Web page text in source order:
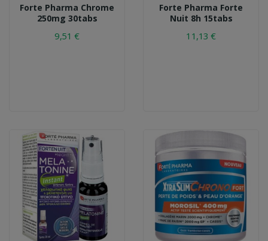
Forte Pharma Chrome
250mg 30tabs
9,51 €
Forte Pharma Forte
Nuit 8h 15tabs
11,13 €